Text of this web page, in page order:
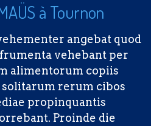
à Tournon
angebat quod
vehebant per
alimentorum copiis
rerum cibos
propinquantis
Proinde die